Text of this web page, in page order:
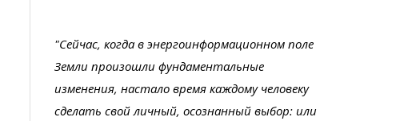
"Сейчас, когда в энергоинформационном поле
Земли произошли фундаментальные
изменения, настало время каждому человеку
сделать свой личный, осознанный выбор: или